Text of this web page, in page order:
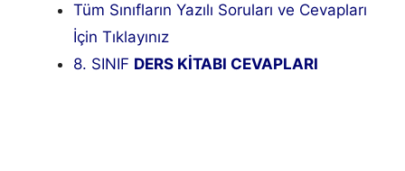
Tüm Sınıfların Yazılı Soruları ve Cevapları
İçin Tıklayınız
8. SINIF DERS KİTABI CEVAPLARI